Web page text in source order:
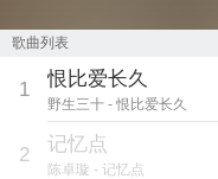
歌曲列表
1 恨比爱长久
野生三十 - 恨比爱长久
2 记忆点
陈卓璇 - 记忆点